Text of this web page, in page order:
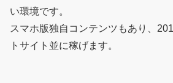
い環境です。
スマホ版独自コンテンツもあり、
トサイト並に稼げます。